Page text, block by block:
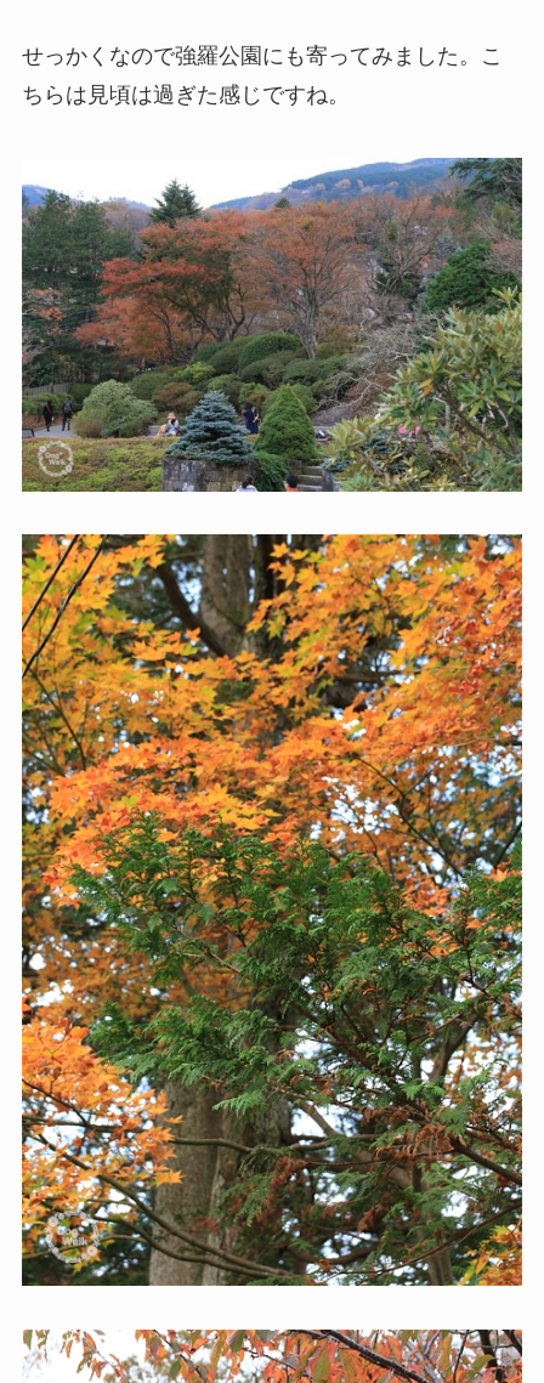
せっかくなので強羅公園にも寄ってみました。こ
ちらは見頃は過ぎた感じですね。